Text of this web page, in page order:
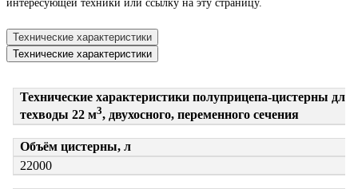
интересующей техники или ссылку на эту страницу.
Технические характеристики
Технические характеристики
Технические характеристики полуприцепа-цистерны для
техводы 22 м3, двухосного, переменного сечения
Объём цистерны, л
22000